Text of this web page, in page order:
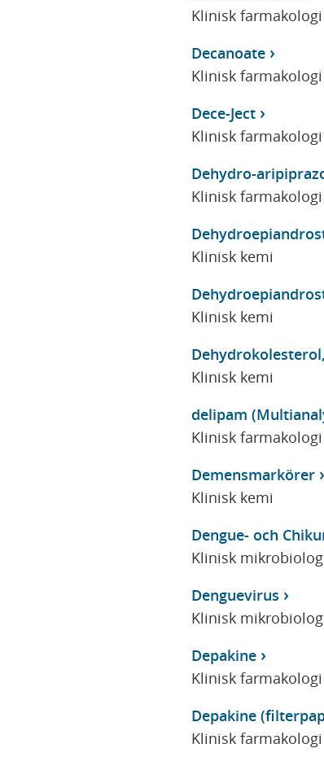
Klinisk farmakologi
Decanoate
Klinisk farmakologi
Dece-Ject
Klinisk farmakologi
Dehydro-
Klinisk farmakologi
Klinisk kemi
Klinisk kemi
Klinisk kemi
delipam
Klinisk farmakologi
Demensmarkörer
Klinisk kemi
Dengue- och
Klinisk
Denguevirus
Klinisk
Depakine
Klinisk farmakologi
Depakine
Klinisk farmakologi